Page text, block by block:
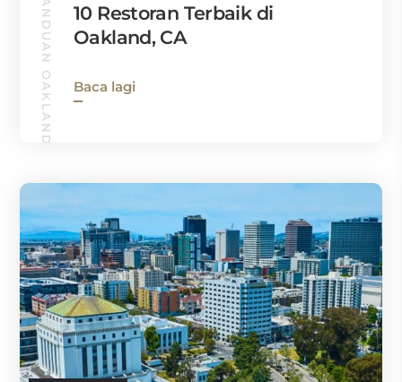
PANDUAN OAKLAND
10 Restoran Terbaik di
Oakland, CA
Baca lagi